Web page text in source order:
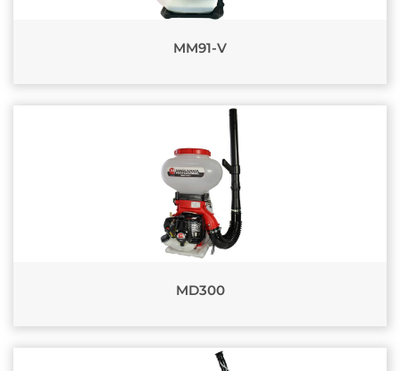
MM91-V
MD300